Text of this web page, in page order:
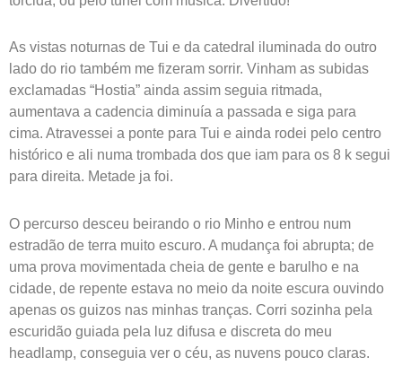
As vistas noturnas de Tui e da catedral iluminada do outro
lado do rio também me fizeram sorrir. Vinham as subidas
exclamadas “Hostia” ainda assim seguia ritmada,
aumentava a cadencia diminuía a passada e siga para
cima. Atravessei a ponte para Tui e ainda rodei pelo centro
histórico e ali numa trombada dos que iam para os 8 k segui
para direita. Metade ja foi.
O percurso desceu beirando o rio Minho e entrou num
estradão de terra muito escuro. A mudança foi abrupta; de
uma prova movimentada cheia de gente e barulho e na
cidade, de repente estava no meio da noite escura ouvindo
apenas os guizos nas minhas tranças. Corri sozinha pela
escuridão guiada pela luz difusa e discreta do meu
headlamp, conseguia ver o céu, as nuvens pouco claras.